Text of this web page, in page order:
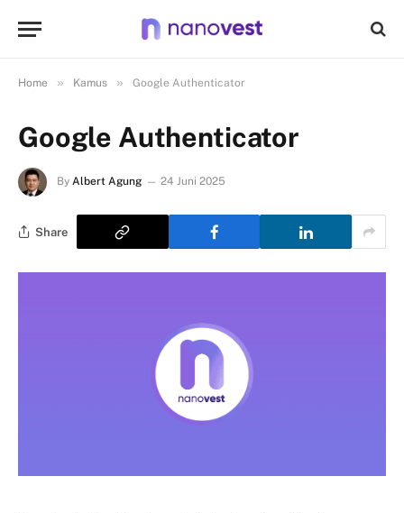
Home » Kamus » Google Authenticator
Google Authenticator
By Albert Agung 24 Juni 2025
Share